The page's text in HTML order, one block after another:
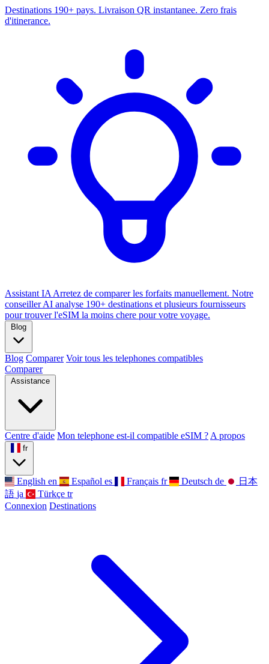
Destinations 190+ pays. Livraison QR instantanee. Zero frais
d'itinerance.
Assistant IA Arretez de comparer les forfaits manuellement. Notre
conseiller AI analyse 190+ destinations et plusieurs fournisseurs
pour trouver l'eSIM la moins chere pour votre voyage.
Blog
Blog Comparer Voir tous les telephones compatibles
Comparer
Assistance
Centre d'aide Mon telephone est-il compatible eSIM ? A propos
fr
English en Español es Français fr Deutsch de
日本
語 ja Türkçe tr
Connexion Destinations